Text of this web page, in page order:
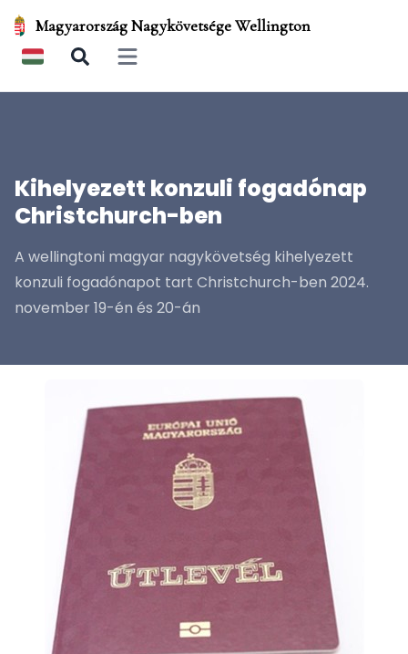
Magyarország Nagykövetsége Wellington
Open main menu
Kihelyezett konzuli fogadónap
Christchurch-ben
A wellingtoni magyar nagykövetség kihelyezett
konzuli fogadónapot tart Christchurch-ben 2024.
november 19-én és 20-án